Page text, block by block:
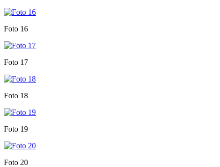
Foto 16
Foto 17
Foto 18
Foto 19
Foto 20